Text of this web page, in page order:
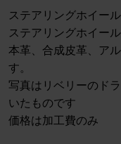
ステアリングホイー
ステアリングホイー
本革、合成皮革、ア
す。
写真はリベリーのド
いたものです
価格は加工費のみ